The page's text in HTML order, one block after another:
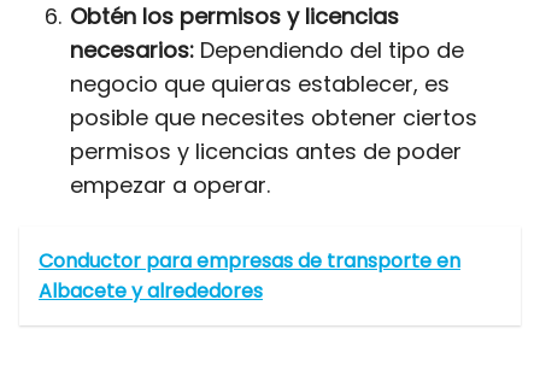
Obtén los permisos y licencias
necesarios: Dependiendo del tipo de
negocio que quieras establecer, es
posible que necesites obtener ciertos
permisos y licencias antes de poder
empezar a operar.
Conductor para empresas de transporte en
Albacete y alrededores